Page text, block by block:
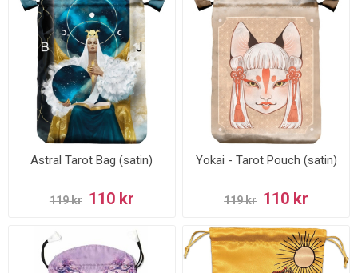
Astral Tarot Bag (satin)
119 kr 110 kr
Yokai - Tarot Pouch (satin)
119 kr 110 kr